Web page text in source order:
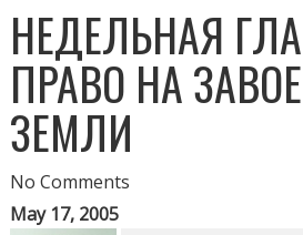
НЕДЕЛЬНАЯ
ПРАВО НА
ЗЕМЛИ
No Comments
May 17, 2005